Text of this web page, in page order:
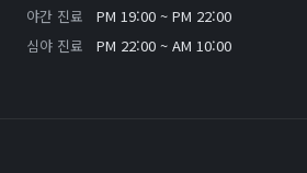
야간 진료
PM 19:00 ~ PM 22:00
심야 진료
PM 22:00 ~ AM 10:00